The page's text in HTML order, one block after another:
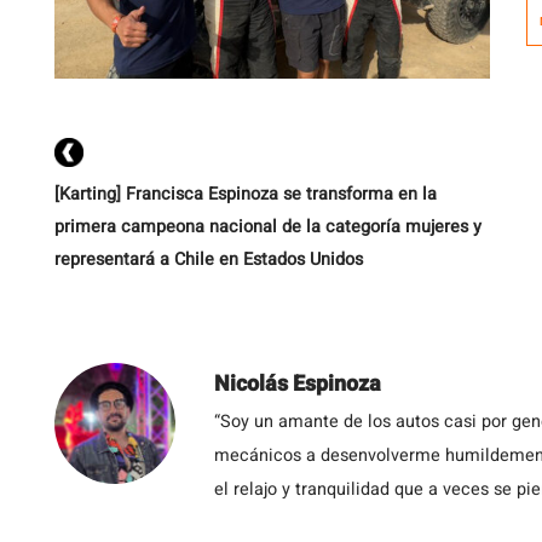
[Karting] Francisca Espinoza se transforma en la
primera campeona nacional de la categoría mujeres y
representará a Chile en Estados Unidos
Nicolás Espinoza
“Soy un amante de los autos casi por
mecánicos a desenvolverme
el relajo y tranquilidad que a veces se